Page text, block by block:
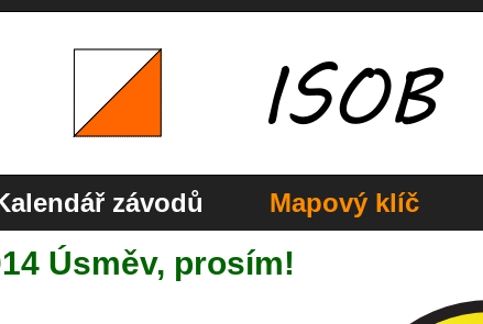
závodů Mapový klíč
Úsměv, prosím!